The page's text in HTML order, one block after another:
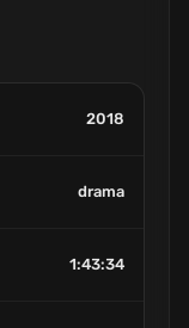
2018
drama
1:43:34